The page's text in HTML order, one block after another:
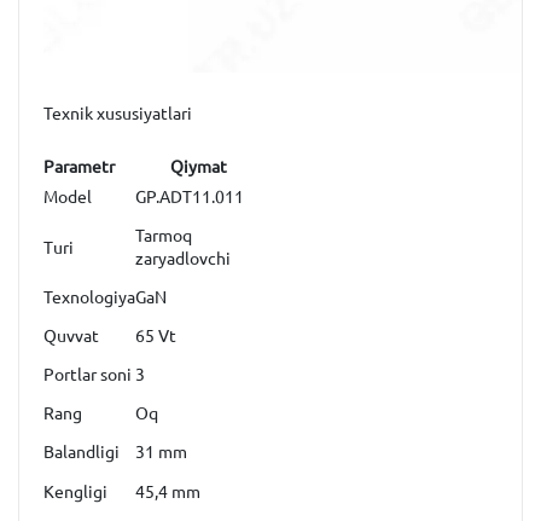
Texnik xususiyatlari
Parametr
Qiymat
Model
GP.ADT11.011
Turi
Tarmoq
zaryadlovchi
TexnologiyaGaN
Quvvat
65 Vt
Portlar soni 3
Rang
Oq
Balandligi
31 mm
Kengligi 45,4 mm